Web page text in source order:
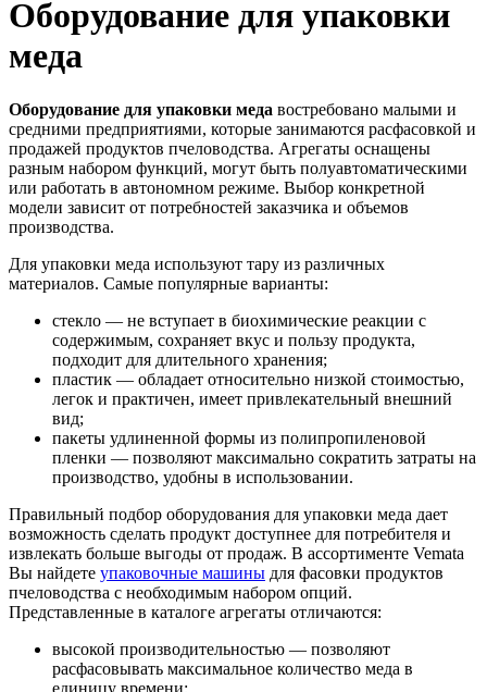
Оборудование для упаковки
меда
Оборудование для упаковки меда востребовано малыми и
средними предприятиями, которые занимаются расфасовкой и
продажей продуктов пчеловодства. Агрегаты оснащены
разным набором функций, могут быть полуавтоматическими
или работать в автономном режиме. Выбор конкретной
модели зависит от потребностей заказчика и объемов
производства.
Для упаковки меда используют тару из различных
материалов. Самые популярные варианты:
стекло — не вступает в биохимические реакции с
содержимым, сохраняет вкус и пользу продукта,
подходит для длительного хранения;
пластик — обладает относительно низкой стоимостью,
легок и практичен, имеет привлекательный внешний
вид;
пакеты удлиненной формы из полипропиленовой
пленки — позволяют максимально сократить затраты на
производство, удобны в использовании.
Правильный подбор оборудования для упаковки меда дает
возможность сделать продукт доступнее для потребителя и
извлекать больше выгоды от продаж. В ассортименте Vemata
Вы найдете упаковочные машины для фасовки продуктов
пчеловодства с необходимым набором опций.
Представленные в каталоге агрегаты отличаются:
высокой производительностью — позволяют
расфасовывать максимальное количество меда в
единицу времени;